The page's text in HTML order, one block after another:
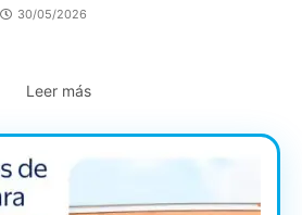
30/05/2026
Leer más